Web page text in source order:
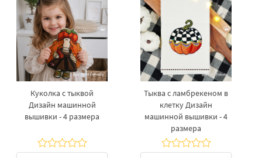
Куколка с тыквой
Дизайн машинной
вышивки - 4 размера
Тыква с ламбрекеном в
клетку Дизайн
машинной вышивки - 4
размера